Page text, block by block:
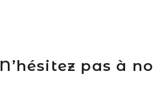
N’hésitez pas à